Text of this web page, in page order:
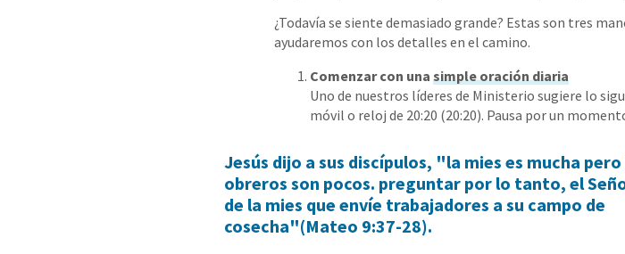
¿Todavía se siente demasiado grande? Estas son tres
ayudaremos con los detalles en el camino.
Comenzar con una simple oración diaria
Uno de nuestros líderes de Ministerio sugiere lo
móvil o reloj de 20:20 (20:20). Pausa por un
Jesús dijo a sus discípulos, "la mies es mucha pero
obreros son pocos. preguntar por lo tanto, el
de la mies que envíe trabajadores a su campo de
cosecha"(Mateo 9:37-28).